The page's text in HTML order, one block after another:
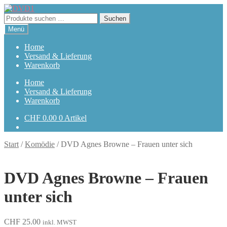
Zur
Navigation
springen
Zum
Inhalt
springen
Suchen
nach:
Suchen
Menü
Home
Versand & Lieferung
Warenkorb
Home
Versand & Lieferung
Warenkorb
CHF 0.00 0 Artikel
Start /Komödie /DVD Agnes Browne – Frauen unter sich
DVD Agnes Browne – Frauen
unter sich
CHF 25.00 inkl. MWST